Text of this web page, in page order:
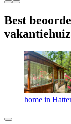
Best
home in